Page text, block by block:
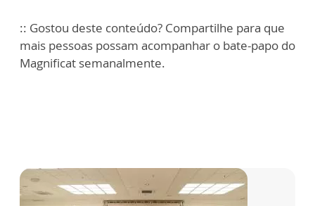
:: Gostou deste conteúdo? Compartilhe para que
mais pessoas possam acompanhar o bate-papo do
Magnificat semanalmente.